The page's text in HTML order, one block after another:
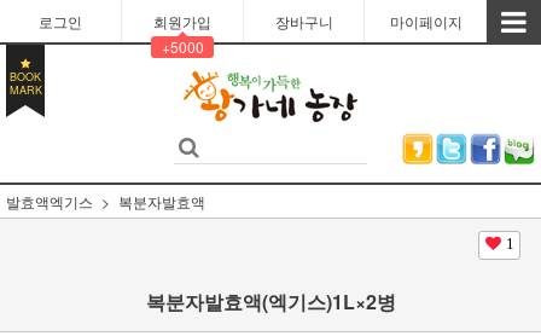
로그인
회원가입
+5000
장바구니 마이페이지
BOOK
MARK
발효액엑기스 복분자발효액
1
복분자발효액(엑기스)1L×2병